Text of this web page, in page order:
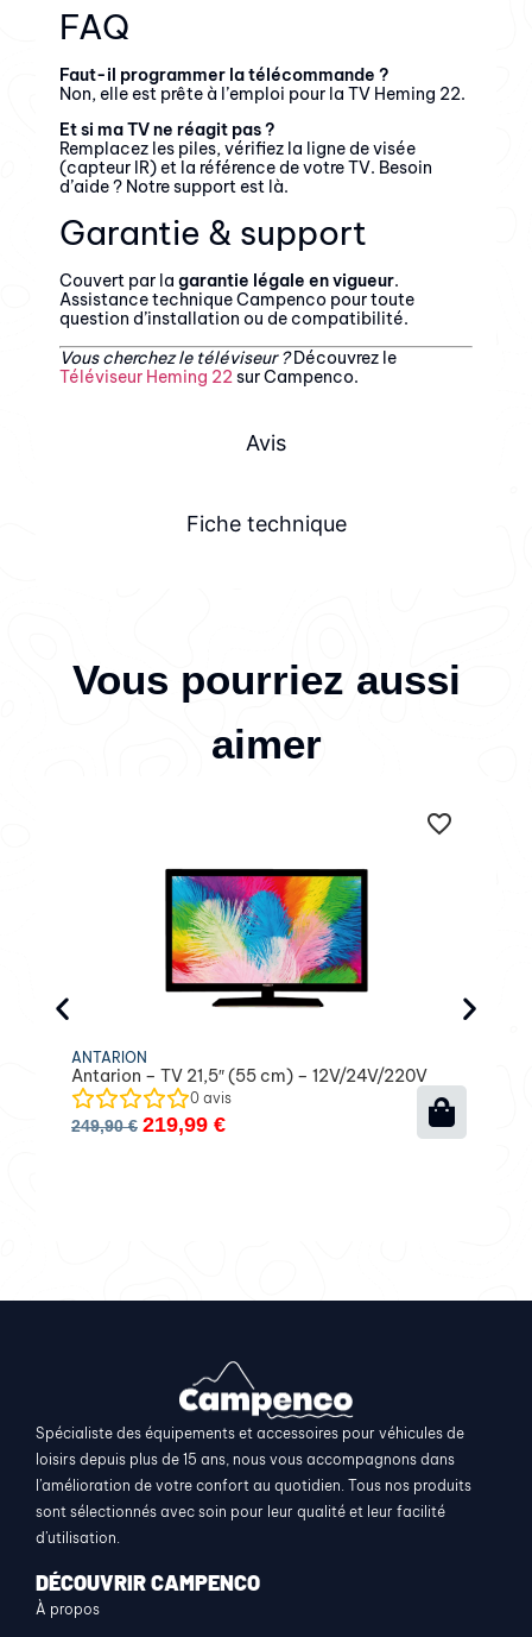
Avis
Fiche technique
FAQ
Faut-il programmer la télécommande ?
Non, elle est prête à l’emploi pour la TV Heming 22.
Et si ma TV ne réagit pas ?
Remplacez les piles, vérifiez la ligne de visée
(capteur IR) et la référence de votre TV. Besoin
d’aide ? Notre support est là.
Garantie & support
Couvert par la garantie légale en vigueur.
Assistance technique Campenco pour toute
question d’installation ou de compatibilité.
Vous cherchez le téléviseur ?Découvrez le
Téléviseur Heming 22sur Campenco.
Vous pourriez aussi
aimer
ANTARION
Antarion – TV 21,5″ (55 cm) – 12V/24V/220V
0 avis
249,90€ 219,99 €
Spécialiste des équipements et accessoires pour véhicules de
loisirs depuis plus de 15 ans, nous vous accompagnons dans
l’amélioration de votre confort au quotidien. Tous nos produits
sont sélectionnés avec soin pour leur qualité et leur facilité
d’utilisation.
DÉCOUVRIR CAMPENCO
À propos